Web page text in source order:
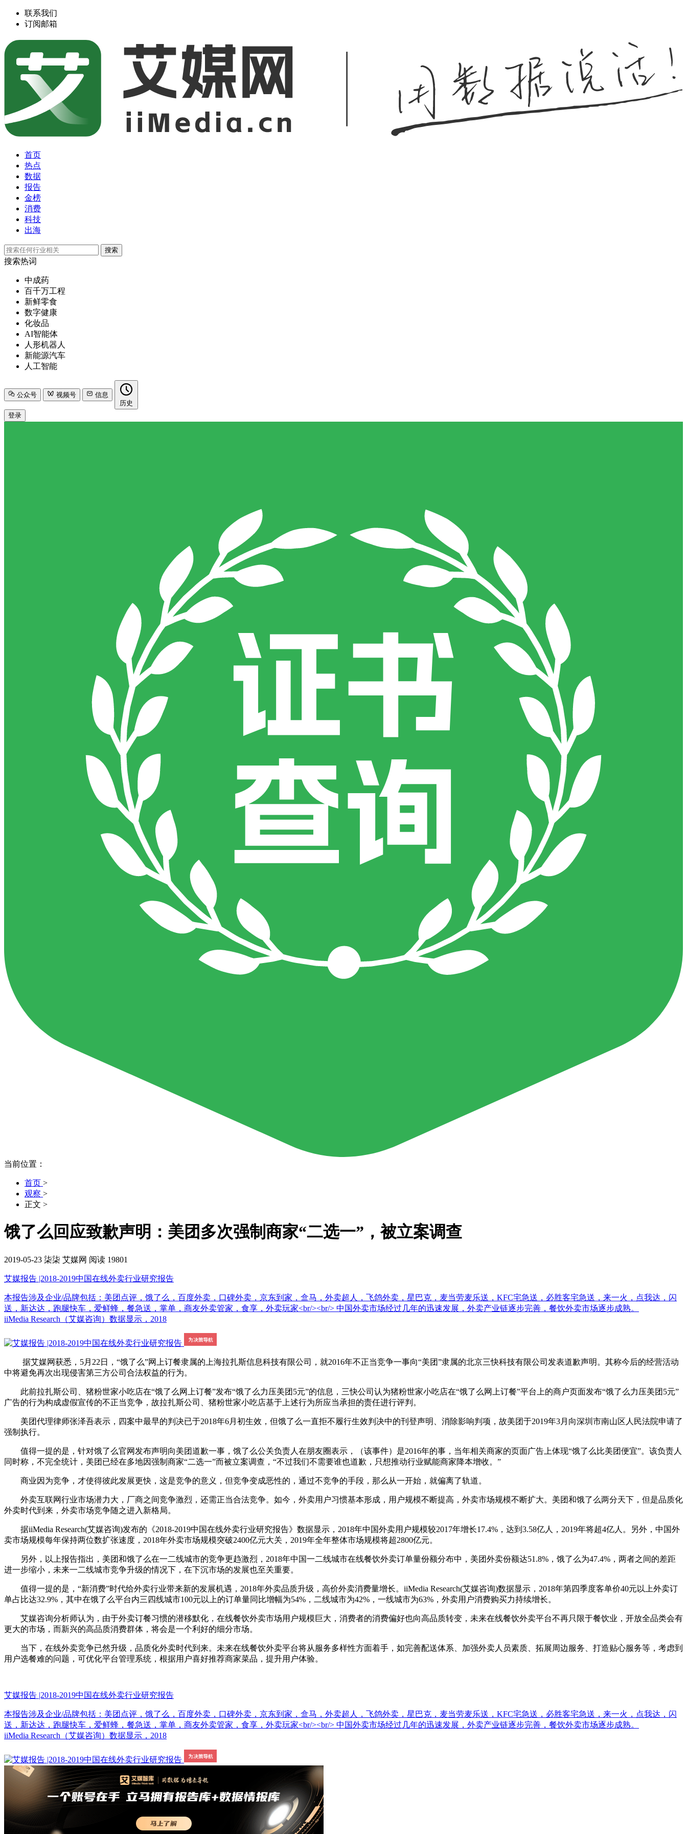
联系我们
订阅邮箱
首页
热点
数据
报告
金榜
消费
科技
出海
搜索
搜索热词
中成药
百千万工程
新鲜零食
数字健康
化妆品
AI智能体
人形机器人
新能源汽车
人工智能
公众号 视频号
信息
历史
登录
当前位置：
首页 >
观察 >
正文 >
饿了么回应致歉声明：美团多次强制商家“二选一”，被立案调查
2019-05-23 柒柒 艾媒网 阅读 19801
艾媒报告 |2018-2019中国在线外卖行业研究报告
本报告涉及企业/品牌包括：美团点评，饿了么，百度外卖，口碑外卖，京东到家，盒马，外卖超人，飞鸽外卖，星巴克，麦当劳麦乐送，KFC宅急送，必胜客宅急送，来一火，点我达，闪
送，新达达，跑腿快车，爱鲜蜂，餐急送，掌单，商友外卖管家，食享，外卖玩家<br/><br/> 中国外卖市场经过几年的迅速发展，外卖产业链逐步完善，餐饮外卖市场逐步成熟。
iiMedia Research（艾媒咨询）数据显示，2018
据艾媒网获悉，5月22日，“饿了么”网上订餐隶属的上海拉扎斯信息科技有限公司，就2016年不正当竞争一事向“美团”隶属的北京三快科技有限公司发表道歉声明。其称今后的经营活动
中将避免再次出现侵害第三方公司合法权益的行为。
此前拉扎斯公司、猪粉世家小吃店在“饿了么网上订餐”发布“饿了么力压美团5元”的信息，三快公司认为猪粉世家小吃店在“饿了么网上订餐”平台上的商户页面发布“饿了么力压美团5元”
广告的行为构成虚假宣传的不正当竞争，故拉扎斯公司、猪粉世家小吃店基于上述行为所应当承担的责任进行评判。
美团代理律师张泽吾表示，四案中最早的判决已于2018年6月初生效，但饿了么一直拒不履行生效判决中的刊登声明、消除影响判项，故美团于2019年3月向深圳市南山区人民法院申请了
强制执行。
值得一提的是，针对饿了么官网发布声明向美团道歉一事，饿了么公关负责人在朋友圈表示，（该事件）是2016年的事，当年相关商家的页面广告上体现“饿了么比美团便宜”。该负责人
同时称，不完全统计，美团已经在多地因强制商家“二选一”而被立案调查，“不过我们不需要谁也道歉，只想推动行业赋能商家降本增收。”
商业因为竞争，才使得彼此发展更快，这是竞争的意义，但竞争变成恶性的，通过不竞争的手段，那么从一开始，就偏离了轨道。
外卖互联网行业市场潜力大，厂商之间竞争激烈，还需正当合法竞争。如今，外卖用户习惯基本形成，用户规模不断提高，外卖市场规模不断扩大。美团和饿了么两分天下，但是品质化
外卖时代到来，外卖市场竞争随之进入新格局。
据iiMedia Research(艾媒咨询)发布的《2018-2019中国在线外卖行业研究报告》数据显示，2018年中国外卖用户规模较2017年增长17.4%，达到3.58亿人，2019年将超4亿人。另外，中国外
卖市场规模每年保持两位数扩张速度，2018年外卖市场规模突破2400亿元大关，2019年全年整体市场规模将超2800亿元。
另外，以上报告指出，美团和饿了么在一二线城市的竞争更趋激烈，2018年中国一二线城市在线餐饮外卖订单量份额分布中，美团外卖份额达51.8%，饿了么为47.4%，两者之间的差距
进一步缩小，未来一二线城市竞争升级的情况下，在下沉市场的发展也至关重要。
值得一提的是，“新消费”时代给外卖行业带来新的发展机遇，2018年外卖品质升级，高价外卖消费量增长。iiMedia Research(艾媒咨询)数据显示，2018年第四季度客单价40元以上外卖订
单占比达32.9%，其中在饿了么平台内三四线城市100元以上的订单量同比增幅为54%，二线城市为42%，一线城市为63%，外卖用户消费购买力持续增长。
艾媒咨询分析师认为，由于外卖订餐习惯的潜移默化，在线餐饮外卖市场用户规模巨大，消费者的消费偏好也向高品质转变，未来在线餐饮外卖平台不再只限于餐饮业，开放全品类会有
更大的市场，而新兴的高品质消费群体，将会是一个利好的细分市场。
当下，在线外卖竞争已然升级，品质化外卖时代到来。未来在线餐饮外卖平台将从服务多样性方面着手，如完善配送体系、加强外卖人员素质、拓展周边服务、打造贴心服务等，考虑到
用户选餐难的问题，可优化平台管理系统，根据用户喜好推荐商家菜品，提升用户体验。
艾媒报告 |2018-2019中国在线外卖行业研究报告
本报告涉及企业/品牌包括：美团点评，饿了么，百度外卖，口碑外卖，京东到家，盒马，外卖超人，飞鸽外卖，星巴克，麦当劳麦乐送，KFC宅急送，必胜客宅急送，来一火，点我达，闪
送，新达达，跑腿快车，爱鲜蜂，餐急送，掌单，商友外卖管家，食享，外卖玩家<br/><br/> 中国外卖市场经过几年的迅速发展，外卖产业链逐步完善，餐饮外卖市场逐步成熟。
iiMedia Research（艾媒咨询）数据显示，2018